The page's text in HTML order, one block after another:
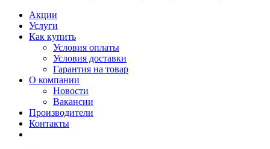
Акции
Услуги
Как купить
Условия оплаты
Условия доставки
Гарантия на товар
О компании
Новости
Вакансии
Производители
Контакты